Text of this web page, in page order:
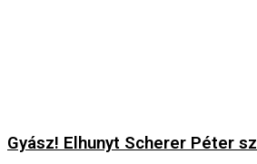
Gyász! Elhunyt Scherer Péter